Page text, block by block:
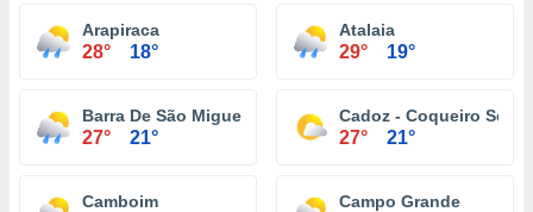
Arapiraca
28° 18°
Atalaia
29° 19°
Barra De São Miguel
27° 21°
Cadoz - Coqueiro Seco
27° 21°
Camboim Campo Grande